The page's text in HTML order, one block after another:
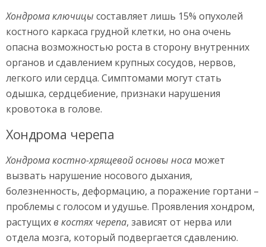
Хондрома ключицы составляет лишь 15% опухолей
костного каркаса грудной клетки, но она очень
опасна возможностью роста в сторону внутренних
органов и сдавлением крупных сосудов, нервов,
легкого или сердца. Симптомами могут стать
одышка, сердцебиение, признаки нарушения
кровотока в голове.
Хондрома черепа
Хондрома костно-хрящевой основы носа может
вызвать нарушение носового дыхания,
болезненность, деформацию, а поражение гортани –
проблемы с голосом и удушье. Проявления хондром,
растущихв костях черепа, зависят от нерва или
отдела мозга, который подвергается сдавлению.